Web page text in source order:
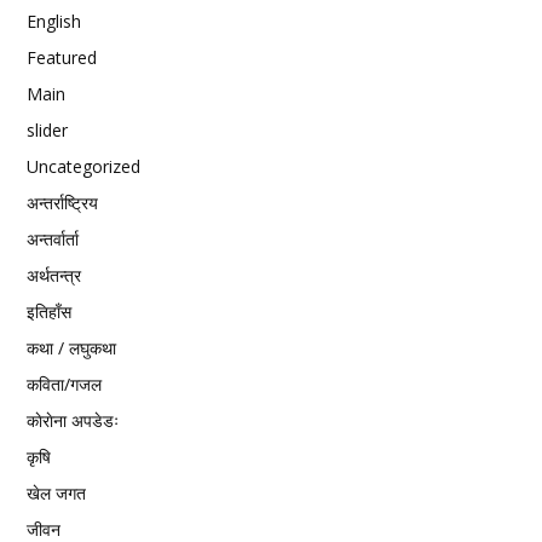
English
Featured
Main
slider
Uncategorized
अन्तर्राष्ट्रिय
अन्तर्वार्ता
अर्थतन्त्र
इतिहाँस
कथा / लघुकथा
कविता/गजल
काेराेना अपडेडः
कृषि
खेल जगत
जीवन